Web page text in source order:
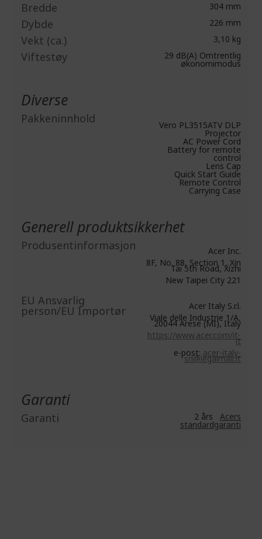
Bredde 304 mm
Dybde 226 mm
Vekt (ca.) 3,10 kg
Viftestøy 29 dB(A) Omtrentlig
økonomimodus
Diverse
Pakkeninnhold Vero PL3515ATV DLP
Projector
AC Power Cord
Battery for remote
control
Lens Cap
Quick Start Guide
Remote Control
Carrying Case
Generell produktsikkerhet
Produsentinformasjon
Acer Inc.
8F, No. 88, Section 1, Xin
Tai 5th Road, Xizhi
New Taipei City 221
EU Ansvarlig
person/EU Importør
Acer Italy S.r.l.
Viale delle Industrie 1/A,
20044 Arese (MI), Italy
https://www.acer.com/it-
it
e-post:acer-italy-
srl@legalmail.it
Garanti
Garanti 2 års Acers
standardgaranti